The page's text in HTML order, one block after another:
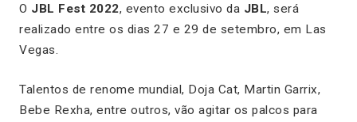
O JBL Fest 2022, evento exclusivo da JBL, será
realizado entre os dias 27 e 29 de setembro, em Las
Vegas.
Talentos de renome mundial, Doja Cat, Martin Garrix,
Bebe Rexha, entre outros, vão agitar os palcos para